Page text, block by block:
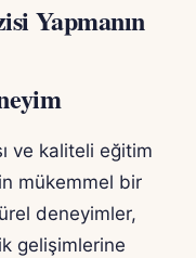
Yapmanın
ve kaliteli eğitim
mükemmel bir
deneyimler,
gelişimlerine